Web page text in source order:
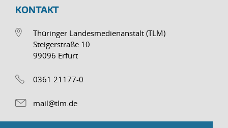
KONTAKT
Thüringer Landesmedienanstalt (TLM)
Steigerstraße 10
99096 Erfurt
0361 21177-0
mail@tlm.de